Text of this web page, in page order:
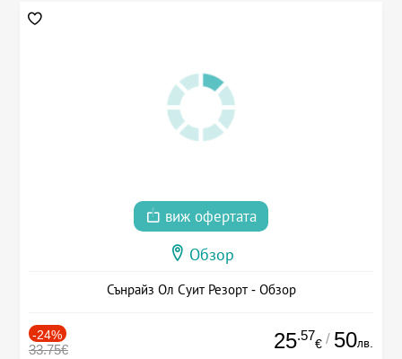
виж офертата
Обзор
Сънрайз Ол Суит Резорт - Обзор
-24%
33.75€ 25.57
€ / 50лв.